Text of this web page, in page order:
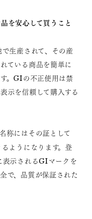
を安心して買うこと
生産されて、その産
ている商品を簡単に
。GIの不正使用は禁
示を信頼して購入する
称にはその証として
るようになります。登
示されるGIマークを
で、品質が保証された